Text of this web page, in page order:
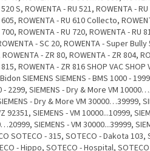
S, ROWENTA - RU 521, ROWENTA -
ROWENTA - RU 610 Collecto,
ROWENTA - RU 720, ROWENTA - RU
- SC 20, ROWENTA - Super
- ZR 80, ROWENTA - ZR 804,
ROWENTA - ZR 816 SHOP VAC SHOP
SIEMENS SIEMENS - BMS 1000 -
- 2299, SIEMENS - Dry & More VM
- Dry & More VM 30000…39999,
92351, SIEMENS - VM 10000...10999,
SIEMENS - VM 30000...39999,
SOTECO - 315, SOTECO - Dakota
- Hippo, SOTECO - Hospital,